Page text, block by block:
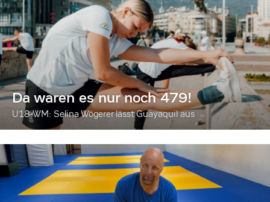
Da waren es nur noch 479!
U18-WM: Selina Wögerer lässt Guayaquil aus